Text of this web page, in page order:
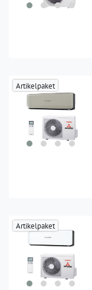
Artikelpaket
Artikelpaket